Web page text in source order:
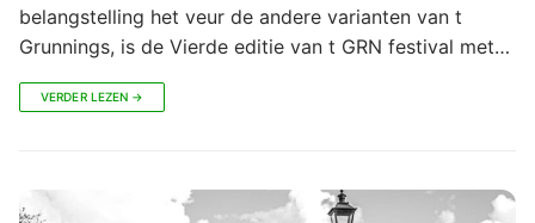
belangstelling het veur de andere varianten van t
Grunnings, is de Vierde editie van t GRN festival met…
VERDER LEZEN →